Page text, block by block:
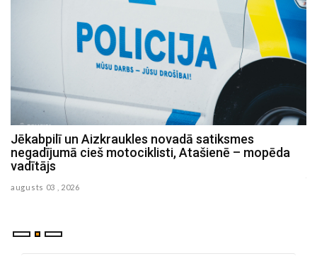
Jēkabpilī un Aizkraukles novadā satiksmes
negadījumā cieš motociklisti, Atašienē – mopēda
vadītājs
augusts 03 , 2026